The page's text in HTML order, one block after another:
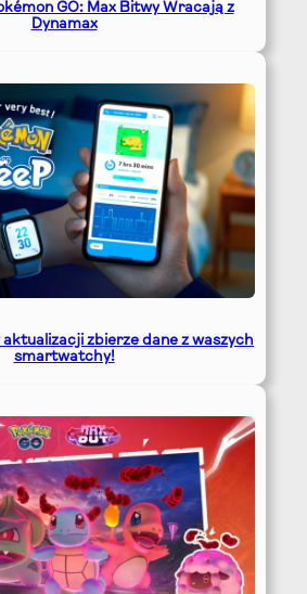
GO: Max Bitwy Wracają z
Dynamax
aktualizacji zbierze dane z waszych
smartwatchy!